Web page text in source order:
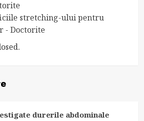
stretching-ului pentru
- Doctorite
durerile abdominale